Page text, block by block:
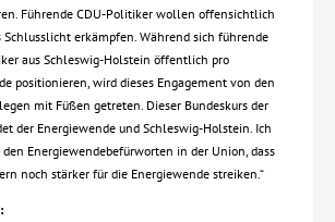
Führende CDU-Politiker wollen offensichtlich
Schlusslicht erkämpfen. Während sich führende
aus Schleswig-Holstein öffentlich pro
positionieren, wird dieses Engagement von den
mit Füßen getreten. Dieser Bundeskurs der
der Energiewende und Schleswig-Holstein. Ich
Energiewendebefürworten in der Union, dass
noch stärker für die Energiewende streiken.“